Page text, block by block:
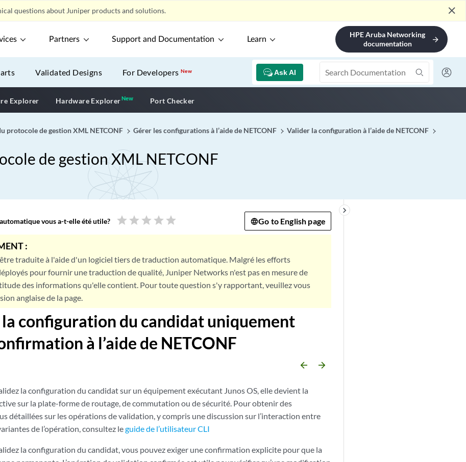
questions about Juniper products and solutions. close
Partners Support and Documentation Learn
HPE Aruba Networking
documentation
arrow_forward
Ask AI
Validated Designs For DevelopersNew
Explorer Hardware ExplorerNewNew application
Port Checker
protocole de gestion XML NETCONF Gérer les configurations à l’aide de NETCONF Valider la configuration à l’aide de NETCONF
de gestion XML NETCONF
keyboard_arrow_right
vous a-t-elle été utile? star star star star star Go to English page
:
traduite à l'aide d'un logiciel tiers de traduction automatique. Malgré les efforts
pour fournir une traduction de qualité, Juniper Networks n'est pas en mesure de
des informations qu'elle contient. Pour toute question s'y rapportant, veuillez vous
anglaise de la page.
configuration du candidat uniquement
à l’aide de NETCONF
arrow_backward arrow_forward
la configuration du candidat sur un équipement exécutant Junos OS, elle devient la
sur la plate-forme de routage, de commutation ou de sécurité. Pour obtenir des
détaillées sur les opérations de validation, y compris une discussion sur l’interaction entre
de l’opération, consultez leguide de l’utilisateur CLI
la configuration du candidat, vous pouvez exiger une confirmation explicite pour que la